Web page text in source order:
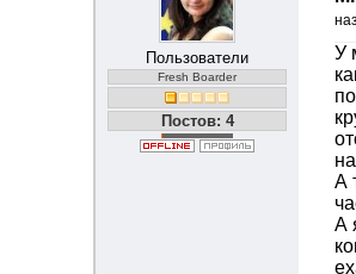
Пользователи
Fresh Boarder
Постов: 4
У
А
А